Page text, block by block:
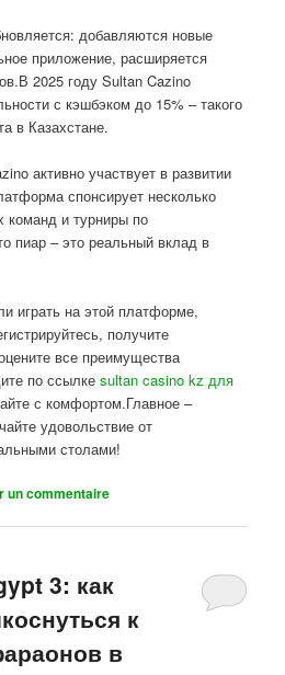
добавляются новые
приложение, расширяется
2025 году Sultan Cazino
с кэшбэком до 15% – такого
в Казахстане.
активно участвует в развитии
спонсирует несколько
и турниры по
пиар – это реальный вклад в
играть на этой платформе,
получите
все преимущества
по ссылкеsultan casino kz для
с комфортом.Главное –
удовольствие от
столами!
un commentaire
3: как
к
в